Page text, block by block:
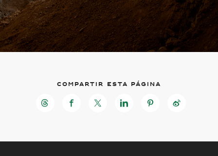
Compartir esta página